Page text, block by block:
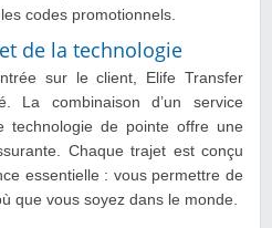
codes promotionnels.
de la technologie
sur le client, Elife Transfer
La combinaison d’un service
technologie de pointe offre une
Chaque trajet est conçu
essentielle : vous permettre de
que vous soyez dans le monde.